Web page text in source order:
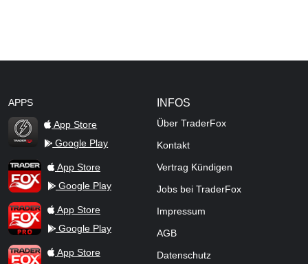
APPS
TraderFox Flash
App Store
Google Play
TraderFox AppApp Store
Google Play
TraderFox ProApp Store
Google Play
TraderFox dpa-AFX ProFeed
App Store
INFOS
Über TraderFox
Kontakt
Vertrag Kündigen
Jobs bei TraderFox
Impressum
AGB
Datenschutz